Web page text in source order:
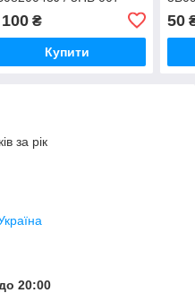
₴
Купити
50
за рік
20:00